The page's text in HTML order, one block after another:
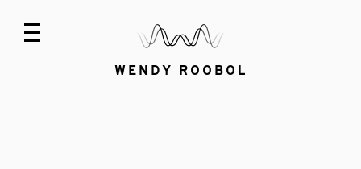
WENDY ROOBOL